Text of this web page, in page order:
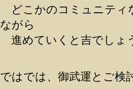
どこかのコミュニティ
ながら
進めていくと吉でしょ
ではでは、御武運とご検